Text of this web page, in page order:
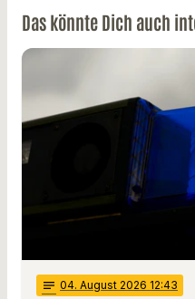
Das könnte Dich auch
notes 04. August 2026 12:43